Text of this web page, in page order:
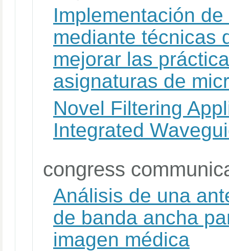
Implementación
mediante técnicas
mejorar las
asignaturas de
Novel Filtering
Integrated
congress
Análisis de una
de banda ancha
imagen médica